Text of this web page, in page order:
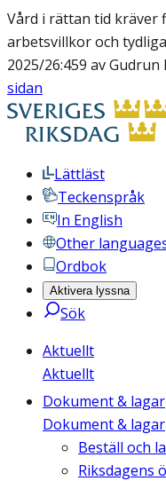
Vård i rättan tid kräver
arbetsvillkor och
2025/26:459 av
sidan
Lättläst
Teckenspråk
In English
Other
Ordbok
Aktivera lyssna
Sök
Aktuellt
Aktuellt
Dokument & lagar
Dokument & lagar
Beställ och
Riksdagens